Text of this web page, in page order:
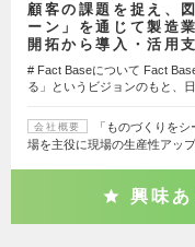
顧客の課題を捉え、
ーン」を通じて製造
開拓から導入・活用
# Fact Baseについて Fact
る」というビジョンのもと、
会社概要
「ものづくりを
場を主役に現場の生産性アッ
興味あ